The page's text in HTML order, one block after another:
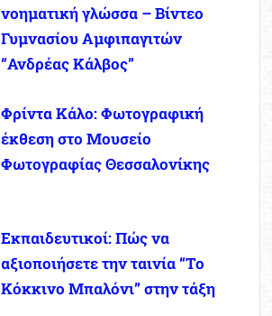
νοηματική γλώσσα – Βίντεο
Γυμνασίου Αμφιπαγιτών
“Ανδρέας Κάλβος”
Φρίντα Κάλο: Φωτογραφική
έκθεση στο Μουσείο
Φωτογραφίας Θεσσαλονίκης
Εκπαιδευτικοί: Πώς να
αξιοποιήσετε την ταινία “Το
Κόκκινο Μπαλόνι” στην τάξη